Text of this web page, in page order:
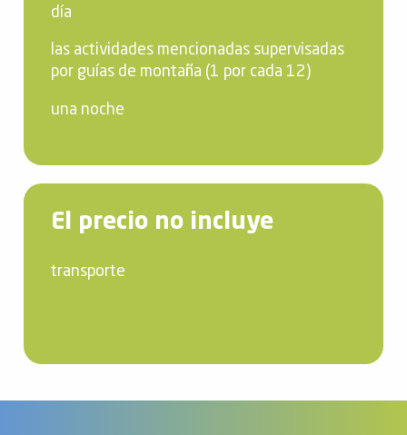
día
las actividades mencionadas supervisadas
por guías de montaña (1 por cada 12)
una noche
El precio no incluye
transporte